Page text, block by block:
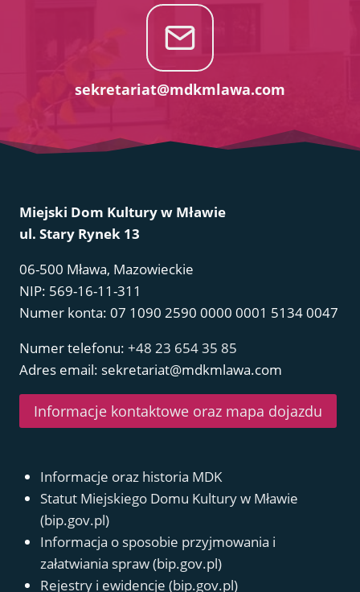
sekretariat@mdkmlawa.com
Miejski Dom Kultury w Mławie
ul. Stary Rynek 13
06-500 Mława, Mazowieckie
NIP: 569-16-11-311
Numer konta: 07 1090 2590 0000 0001 5134 0047
Numer telefonu: +48 23 654 35 85
Adres email: sekretariat@mdkmlawa.com
Informacje kontaktowe oraz mapa dojazdu
Informacje oraz historia MDK
Statut Miejskiego Domu Kultury w Mławie
(bip.gov.pl)
Informacja o sposobie przyjmowania i
załatwiania spraw (bip.gov.pl)
Rejestry i ewidencje (bip.gov.pl)